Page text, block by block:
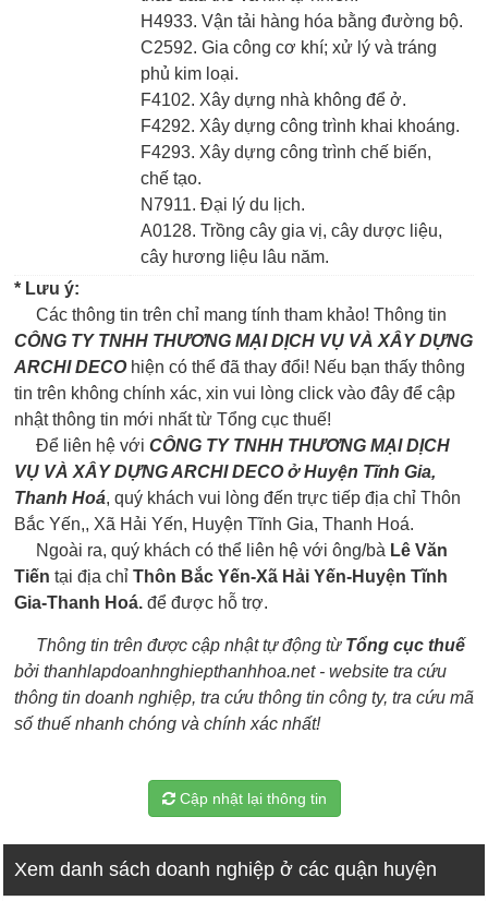
H4933. Vận tải hàng hóa bằng đường bộ.
C2592. Gia công cơ khí; xử lý và tráng
phủ kim loại.
F4102. Xây dựng nhà không để ở.
F4292. Xây dựng công trình khai khoáng.
F4293. Xây dựng công trình chế biến,
chế tạo.
N7911. Đại lý du lịch.
A0128. Trồng cây gia vị, cây dược liệu,
cây hương liệu lâu năm.
* Lưu ý:
Các thông tin trên chỉ mang tính tham khảo! Thông tin
CÔNG TY TNHH THƯƠNG MẠI DỊCH VỤ VÀ XÂY DỰNG
ARCHI DECOhiện có thể đã thay đổi! Nếu bạn thấy thông
tin trên không chính xác, xin vui lòng click vào đây để cập
nhật thông tin mới nhất từ Tổng cục thuế!
Để liên hệ với CÔNG TY TNHH THƯƠNG MẠI DỊCH
VỤ VÀ XÂY DỰNG ARCHI DECO ở Huyện Tĩnh Gia,
Thanh Hoá, quý khách vui lòng đến trực tiếp địa chỉ Thôn
Bắc Yến,, Xã Hải Yến, Huyện Tĩnh Gia, Thanh Hoá.
Ngoài ra, quý khách có thể liên hệ với ông/bà Lê Văn
Tiến tại địa chỉ Thôn Bắc Yến-Xã Hải Yến-Huyện Tĩnh
Gia-Thanh Hoá. để được hỗ trợ.
Thông tin trên được cập nhật tự động từ Tổng cục thuế
bởi thanhlapdoanhnghiepthanhhoa.net - website tra cứu
thông tin doanh nghiệp, tra cứu thông tin công ty, tra cứu mã
số thuế nhanh chóng và chính xác nhất!
Cập nhật lại thông tin
Xem danh sách doanh nghiệp ở các quận huyện